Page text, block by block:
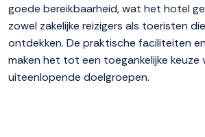
goede bereikbaarheid, wat het hotel
zowel zakelijke reizigers als toeristen
ontdekken. De praktische faciliteiten
maken het tot een toegankelijke keuze
uiteenlopende doelgroepen.